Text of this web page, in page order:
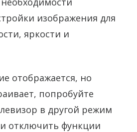
изображения для
яркости и
отображается, но
попробуйте
в другой режим
отключить функции